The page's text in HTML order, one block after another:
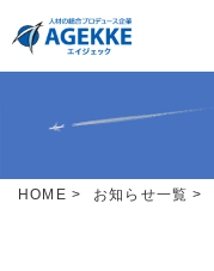
HOME > お知らせ一覧 >